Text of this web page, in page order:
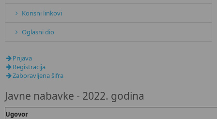
Korisni linkovi
Oglasni dio
Prijava
Registracija
Zaboravljena šifra
Javne nabavke - 2022. godina
Ugovor